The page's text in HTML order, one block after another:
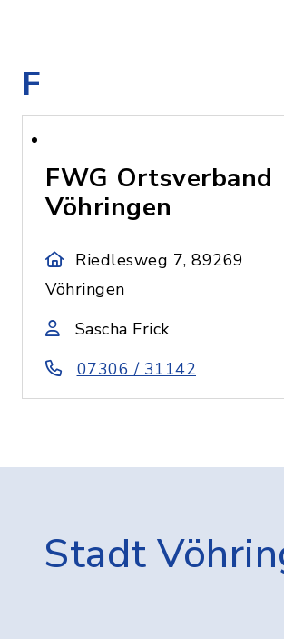
F
FWG Ortsverband
Vöhringen
Riedlesweg 7, 89269
Vöhringen
Sascha Frick
07306 / 31142
Stadt